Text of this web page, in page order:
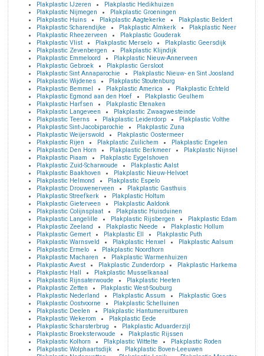
Plakplastic IJzeren
Plakplastic Hedikhuizen
Plakplastic Nijmegen
Plakplastic Groeningen
Plakplastic Huins
Plakplastic Aagtekerke
Plakplastic Beldert
Plakplastic Scharendijke
Plakplastic Almkerk
Plakplastic Neer
Plakplastic Rheezerveen
Plakplastic Gouderak
Plakplastic Vlist
Plakplastic Merselo
Plakplastic Geersdijk
Plakplastic Zevenbergen
Plakplastic Klijndijk
Plakplastic Emmeloord
Plakplastic Nieuw-Annerveen
Plakplastic Gebroek
Plakplastic Gersloot
Plakplastic Sint Annaparochie
Plakplastic Nieuw- en Sint Joosland
Plakplastic Wijdenes
Plakplastic Stoutenburg
Plakplastic Bemmel
Plakplastic America
Plakplastic Echteld
Plakplastic Egmond aan den Hoef
Plakplastic Geulhem
Plakplastic Harfsen
Plakplastic Etenaken
Plakplastic Langeveen
Plakplastic Zwaagwesteinde
Plakplastic Teerns
Plakplastic Leiderdorp
Plakplastic Volthe
Plakplastic Sint-Jacobiparochie
Plakplastic Zuna
Plakplastic Weijerswold
Plakplastic Oostermeer
Plakplastic Rijen
Plakplastic Zuilichem
Plakplastic Engelen
Plakplastic Den Horn
Plakplastic Berkmeer
Plakplastic Nijnsel
Plakplastic Piaam
Plakplastic Eygelshoven
Plakplastic Zuid-Scharwoude
Plakplastic Aalst
Plakplastic Baakhoven
Plakplastic Nieuw-Helvoet
Plakplastic Helmond
Plakplastic Espelo
Plakplastic Drouwenerveen
Plakplastic Gasthuis
Plakplastic Streefkerk
Plakplastic Holtum
Plakplastic Gieterveen
Plakplastic Aaldonk
Plakplastic Colijnsplaat
Plakplastic Huisduinen
Plakplastic Langelille
Plakplastic Rijsbergen
Plakplastic Edam
Plakplastic Zeeland
Plakplastic Neede
Plakplastic Hollum
Plakplastic Gemert
Plakplastic Ell
Plakplastic Puth
Plakplastic Warnsveld
Plakplastic Henxel
Plakplastic Aalsum
Plakplastic Ermelo
Plakplastic Noordhorn
Plakplastic Macharen
Plakplastic Warmenhuizen
Plakplastic Avest
Plakplastic Zunderdorp
Plakplastic Harkema
Plakplastic Hall
Plakplastic Musselkanaal
Plakplastic Rijnsaterwoude
Plakplastic Heeten
Plakplastic Zetten
Plakplastic West-Souburg
Plakplastic Nederland
Plakplastic Assum
Plakplastic Goes
Plakplastic Oostvoorne
Plakplastic Schelluinen
Plakplastic Deelen
Plakplastic Hantumeruitburen
Plakplastic Wekerom
Plakplastic Eede
Plakplastic Scharsterbrug
Plakplastic Aduarderzijl
Plakplastic Broeksterwoude
Plakplastic Rijssen
Plakplastic Kolhorn
Plakplastic Wittelte
Plakplastic Roden
Plakplastic Wolphaartsdijk
Plakplastic Boven-Leeuwen